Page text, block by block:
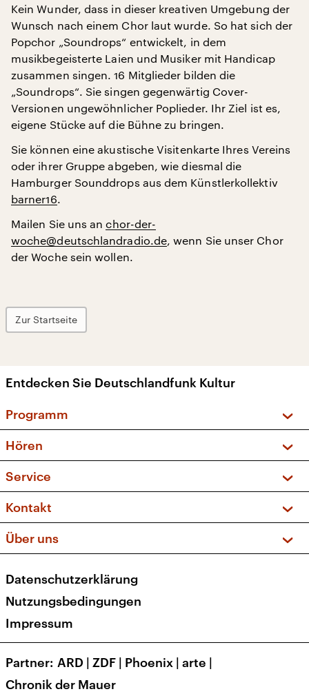
Kein Wunder, dass in dieser kreativen Umgebung der
Wunsch nach einem Chor laut wurde. So hat sich der
Popchor „Soundrops“ entwickelt, in dem
musikbegeisterte Laien und Musiker mit Handicap
zusammen singen. 16 Mitglieder bilden die
„Soundrops“. Sie singen gegenwärtig Cover-
Versionen ungewöhnlicher Poplieder. Ihr Ziel ist es,
eigene Stücke auf die Bühne zu bringen.
Sie können eine akustische Visitenkarte Ihres Vereins
oder ihrer Gruppe abgeben, wie diesmal die
Hamburger Sounddrops aus dem Künstlerkollektiv
barner16.
Mailen Sie uns anchor-der-
woche@deutschlandradio.de, wenn Sie unser Chor
der Woche sein wollen.
Zur Startseite
Entdecken Sie Deutschlandfunk Kultur
Programm
Sendungen und Podcasts
Musikliste
Kakadu – Das Kinderprogramm
Hören
Frequenzen (UKW + DAB+)
Service
FAQ
Apps
Newsletter
Veranstaltungen
Kontakt
Social Media
Über uns
Presse
Karriere
Transparenz
Datenschutzerklärung
Nutzungsbedingungen
Impressum
Partner ARD | ZDF | Phoenix | arte |
Chronik der Mauer